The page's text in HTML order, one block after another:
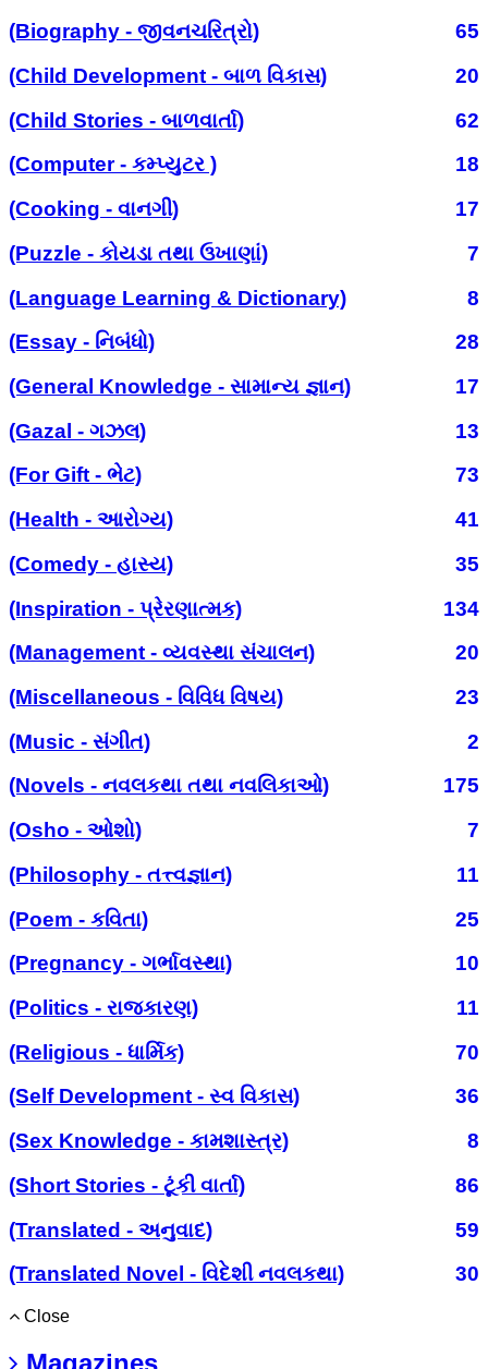
(Biography - જીવનચરિત્રો)
65
(Child Development - બાળ વિકાસ)
20
(Child Stories - બાળવાર્તા)
62
(Computer - કમ્પ્યુટર )
18
(Cooking - વાનગી)
17
(Puzzle - કોયડા તથા ઉખાણાં)
7
(Language Learning & Dictionary)
8
(Essay - નિબંધો)
28
(General Knowledge - સામાન્ય જ્ઞાન)
17
(Gazal - ગઝલ)
13
(For Gift - ભેટ)
73
(Health - આરોગ્ય)
41
(Comedy - હાસ્ય)
35
(Inspiration - પ્રેરણાત્મક)
134
(Management - વ્યવસ્થા સંચાલન)
20
(Miscellaneous - વિવિધ વિષય)
23
(Music - સંગીત)
2
(Novels - નવલકથા તથા નવલિકાઓ)
175
(Osho - ઓશો)
7
(Philosophy - તત્ત્વજ્ઞાન)
11
(Poem - કવિતા)
25
(Pregnancy - ગર્ભાવસ્થા)
10
(Politics - રાજકારણ)
11
(Religious - ધાર્મિક)
70
(Self Development - સ્વ વિકાસ)
36
(Sex Knowledge - કામશાસ્ત્ર)
8
(Short Stories - ટૂંકી વાર્તા)
86
(Translated - અનુવાદ)
59
(Translated Novel - વિદેશી નવલકથા)
30
Close
Magazines